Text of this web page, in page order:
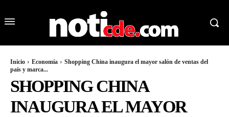
Inicio Economía
Shopping China inaugura el mayor salón de ventas del
país y marca...
SHOPPING CHINA
INAUGURA EL MAYOR